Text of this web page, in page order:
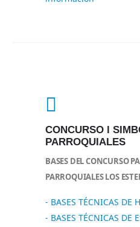
CONCURSO l
PARROQUIALES
BASES DEL CONCURSO
PARROQUIALES LOS
- BASES TÉCNICAS DE
- BASES TÉCNICAS DE